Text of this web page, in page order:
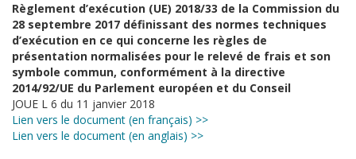
Règlement d’exécution (UE) 2018/33 de la Commission du
28 septembre 2017 définissant des normes techniques
d’exécution en ce qui concerne les règles de
présentation normalisées pour le relevé de frais et son
symbole commun, conformément à la directive
2014/92/UE du Parlement européen et du Conseil
JOUE L 6 du 11 janvier 2018
Lien vers le document (en français) >>
Lien vers le document (en anglais) >>